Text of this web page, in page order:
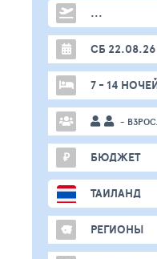
...
СБ 22.08.26
7 - 14
-
₽ БЮДЖЕТ
ТАИЛАНД
РЕГИОНЫ